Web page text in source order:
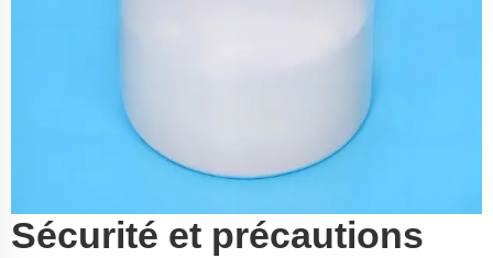
Sécurité et précautions